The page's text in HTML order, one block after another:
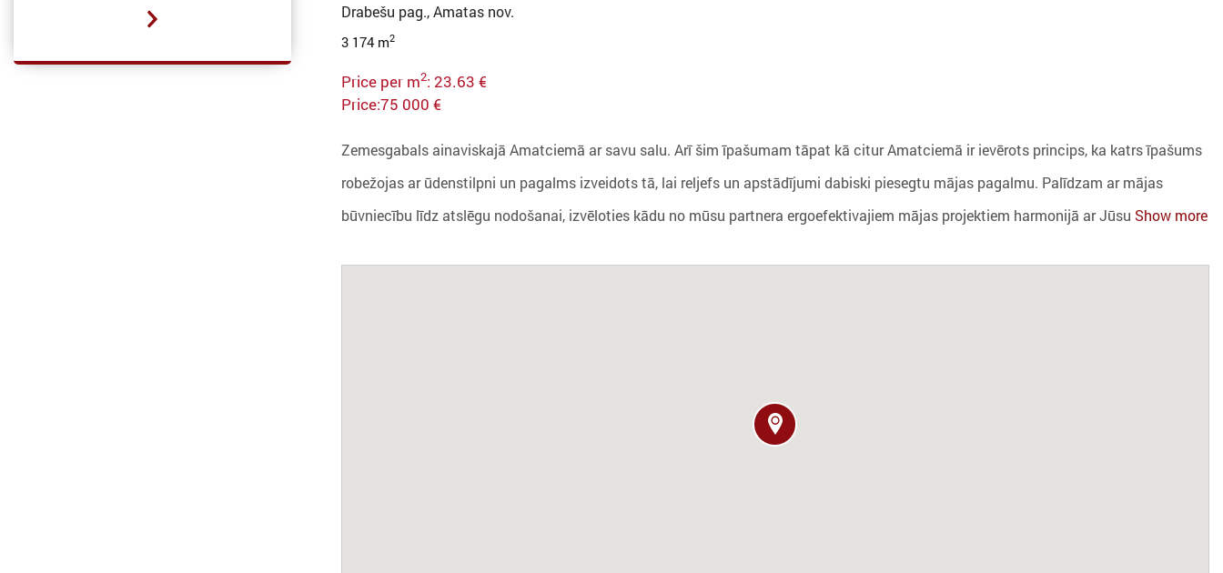
Drabešu pag., Amatas nov.
3 174 m2
Price per m2: 23.63 €
Price:75 000 €
Zemesgabals ainaviskajā Amatciemā ar savu salu. Arī šim īpašumam tāpat kā citur Amatciemā ir ievērots princips, ka katrs īpašums
robežojas ar ūdenstilpni un pagalms izveidots tā, lai reljefs un apstādījumi dabiski piesegtu mājas pagalmu. Palīdzam ar mājas
būvniecību līdz atslēgu nodošanai, izvēloties kādu no mūsu partnera ergoefektivajiem mājas projektiem harmonijā ar Jūsu Show more